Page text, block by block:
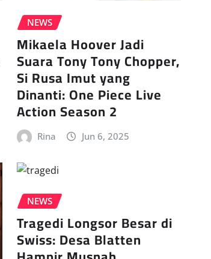
NEWS
Mikaela Hoover Jadi
Suara Tony Tony Chopper,
Si Rusa Imut yang
Dinanti: One Piece Live
Action Season 2
Rina Jun 6, 2025
NEWS
Tragedi Longsor Besar di
Swiss: Desa Blatten